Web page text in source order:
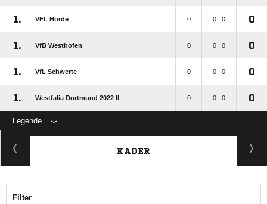
1. VFL Hörde 0 0 : 0 0
1. VfB Westhofen 0 0 : 0 0
1. VfL Schwerte 0 0 : 0 0
1. Westfalia Dortmund 2022 II 0 0 : 0 0
Legende
KADER
Filter